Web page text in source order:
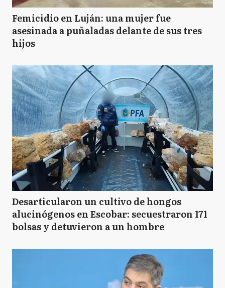
Femicidio en Luján: una mujer fue
asesinada a puñaladas delante de sus tres
hijos
Desarticularon un cultivo de hongos
alucinógenos en Escobar: secuestraron 171
bolsas y detuvieron a un hombre